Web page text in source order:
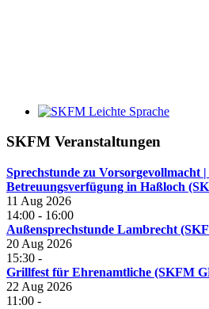
SKFM Veranstaltungen
Sprechstunde zu Vorsorgevollmacht
Betreuungsverfügung in Haßloch
11 Aug 2026
14:00 - 16:00
Außensprechstunde Lambrecht
20 Aug 2026
15:30 -
Grillfest für Ehrenamtliche (SKFM
22 Aug 2026
11:00 -